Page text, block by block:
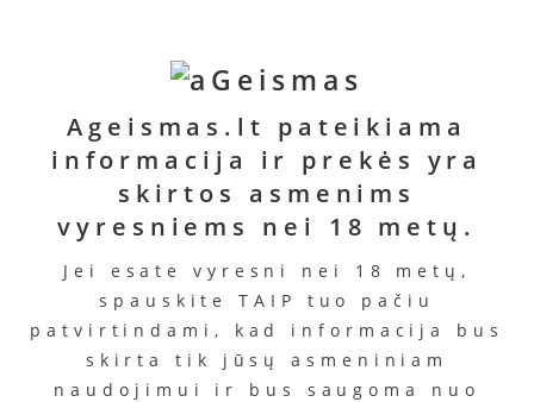
Ageismas.lt pateikiama
informacija ir prekės yra
skirtos asmenims
vyresniems nei 18 metų.
Jei esate vyresni nei 18 metų,
spauskite TAIP tuo pačiu
patvirtindami, kad informacija bus
skirta tik jūsų asmeniniam
naudojimui ir bus saugoma nuo
Lubrikantas
Woman“
Kaina
14.92
€
Į
Valiklis
„Navy
Swiss“
Kaina
18.99
€
Į
krepšelį
Lubrikantas
„Glide
Silicon“
Kaina
11.99
€
Į
krepšelį
Valiklis
„Clean
Safe“
Kaina
13.99
krepšelį